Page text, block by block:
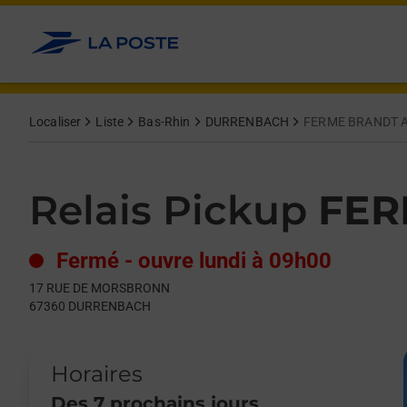
Allez au contenu
Localiser Liste Bas-Rhin DURRENBACH FERME BRANDT
Relais Pickup
Fermé - ouvre lundi à 09h00
17 RUE DE MORSBRONN
67360 DURRENBACH
Horaires
Day of the WeekHours
Get directions to Relais Pickup at 17 RUE DE MORSBRONN
lien s'ouvre dans un nouvel onglet